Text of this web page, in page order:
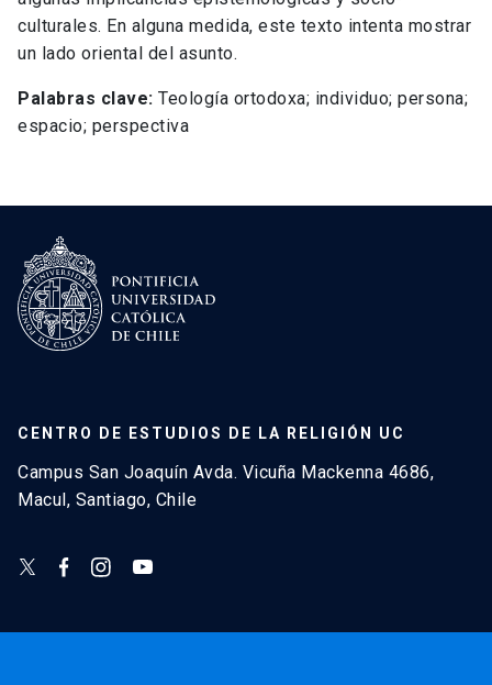
culturales. En alguna medida, este texto intenta mostrar
un lado oriental del asunto.
Palabras clave: Teología ortodoxa; individuo; persona;
espacio; perspectiva
CENTRO DE ESTUDIOS DE LA RELIGIÓN UC
Campus San Joaquín Avda. Vicuña Mackenna 4686,
Macul, Santiago, Chile